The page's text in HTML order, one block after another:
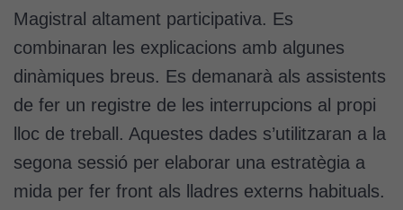
Magistral altament participativa. Es
combinaran les explicacions amb algunes
dinàmiques breus. Es demanarà als assistents
de fer un registre de les interrupcions al propi
lloc de treball. Aquestes dades s’utilitzaran a la
segona sessió per elaborar una estratègia a
mida per fer front als lladres externs habituals.